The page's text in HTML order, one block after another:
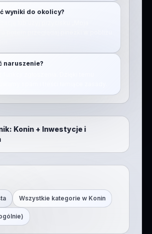
wyniki do okolicy?
naruszenie?
Konin+ Inwestycje i
Wszystkie kategorie w Konin